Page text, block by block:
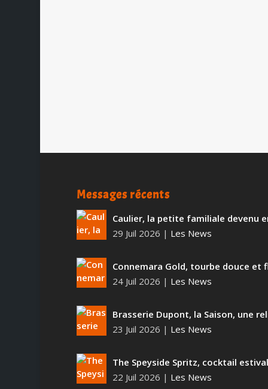
Messages récents
Caulier, la petite familiale devenu
29 Juil 2026 | Les News
Connemara Gold, tourbe douce et
24 Juil 2026 | Les News
Brasserie Dupont, la Saison, une
23 Juil 2026 | Les News
The Speyside Spritz, cocktail
22 Juil 2026 | Les News